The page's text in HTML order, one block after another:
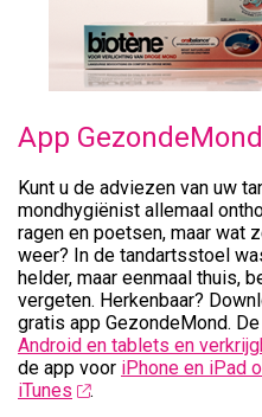
App GezondeMond
Kunt u de adviezen van uw
mondhygiënist allemaal
ragen en poetsen, maar wat
weer? In de tandartsstoel
helder, maar eenmaal thuis,
vergeten. Herkenbaar?
gratis app GezondeMond.
Android en tablets en
de app voor iPhone en iPad
iTunes
.